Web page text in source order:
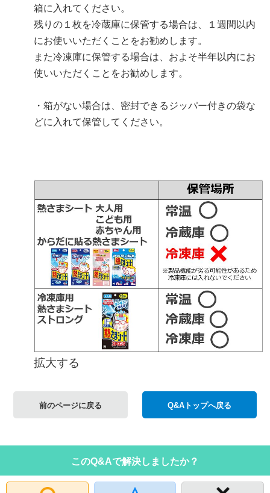
箱に入れてください。
残りの１枚を冷蔵庫に保管する場合は、１週間以内
にお使いいただくことをお勧めします。
また冷凍庫に保管する場合は、およそ半年以内にお
使いいただくことをお勧めします。
・箱がない場合は、密封できるジッパー付きの袋な
どに入れて保管してください。
拡大する
前のページに戻る Q&Aトップへ戻る
このQ&Aで解決しましたか？